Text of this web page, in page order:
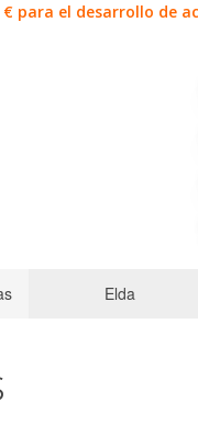
para el desarrollo de
Elda